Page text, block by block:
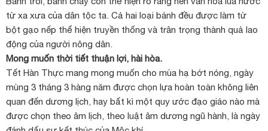
từ xa xưa của dân tộc ta. Cả hai loại bánh đều được làm từ
bột gạo nếp thể hiện truyền thống và trân trọng thành quả lao
động của người nông dân.
Mong muốn thời tiết thuận lợi, hài hòa.
Tết Hàn Thực mang mong muốn cho mùa hạ bớt nóng, ngày
mùng 3 tháng 3 hàng năm được chọn lựa hoàn toàn không liên
quan đến dương lịch, hay bất kì một quy ước đạo giáo nào mà
được chọn theo âm lịch, theo luật âm dương ngũ hành, là ngày